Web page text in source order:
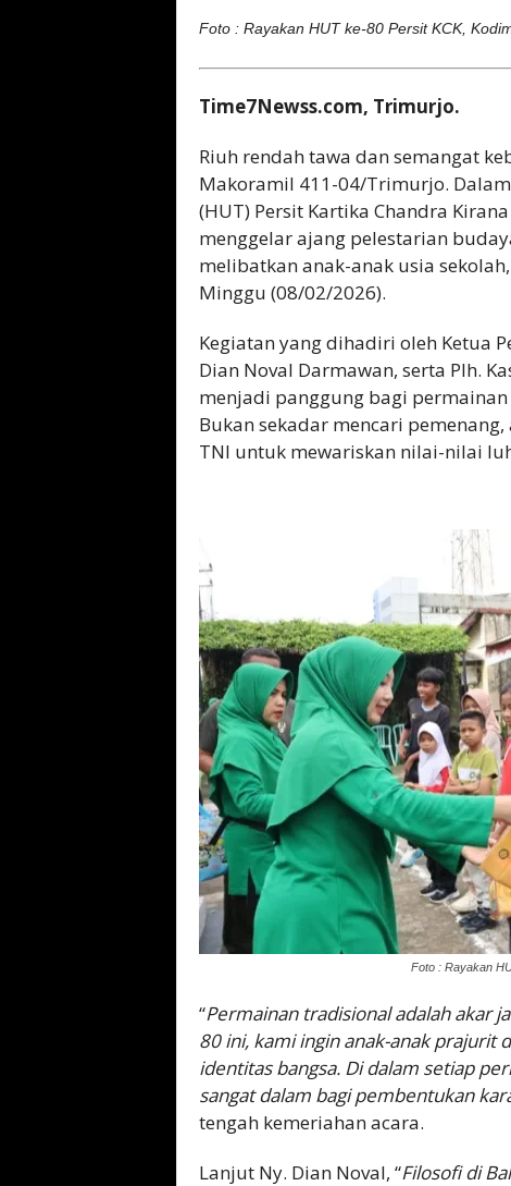
Foto : Rayakan HUT ke-80 Persit KCK,
Time7Newss.com, Trimurjo.
Riuh rendah tawa dan semangat
Makoramil 411-04/Trimurjo.
(HUT) Persit Kartika Chandra
menggelar ajang pelestarian
melibatkan anak-anak usia
Minggu (08/02/2026).
Kegiatan yang dihadiri oleh Ketua
Dian Noval Darmawan, serta Plh.
menjadi panggung bagi
Bukan sekadar mencari
TNI untuk mewariskan nilai-nilai
Foto : Rayakan
“Permainan tradisional adalah akar
80 ini, kami ingin anak-anak prajurit
identitas bangsa. Di dalam setiap
sangat dalam bagi pembentukan
tengah kemeriahan acara.
Lanjut Ny. Dian Noval, “Filosofi di